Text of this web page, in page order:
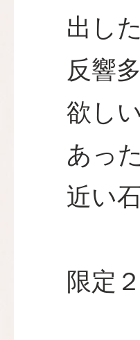
出し
反響
欲し
あっ
近い
限定